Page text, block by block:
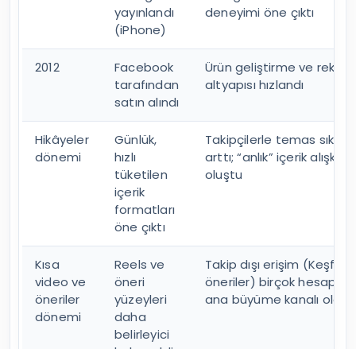
yayınlandı
(iPhone)
deneyimi öne çıktı
2012
Facebook
tarafından
satın alındı
Ürün geliştirme ve
altyapısı hızlandı
Hikâyeler
dönemi
Günlük,
hızlı
tüketilen
içerik
formatları
öne çıktı
Takipçilerle temas sıklığı
arttı; “anlık” içerik
oluştu
Kısa
video ve
öneriler
dönemi
Reels ve
öneri
yüzeyleri
daha
belirleyici
Takip dışı erişim (Keşfet/
öneriler) birçok hesap
ana büyüme kanalı oldu